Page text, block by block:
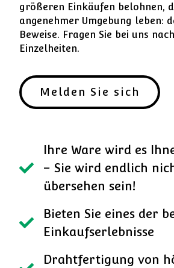
größeren Einkäufen belohnen,
angenehmer Umgebung leben:
Beweise. Fragen Sie bei uns
Einzelheiten.
Melden Sie sich
Ihre Ware wird es
– Sie wird endlich
übersehen sein!
Bieten Sie eines der
Einkaufserlebnisse
Drahtfertigung von